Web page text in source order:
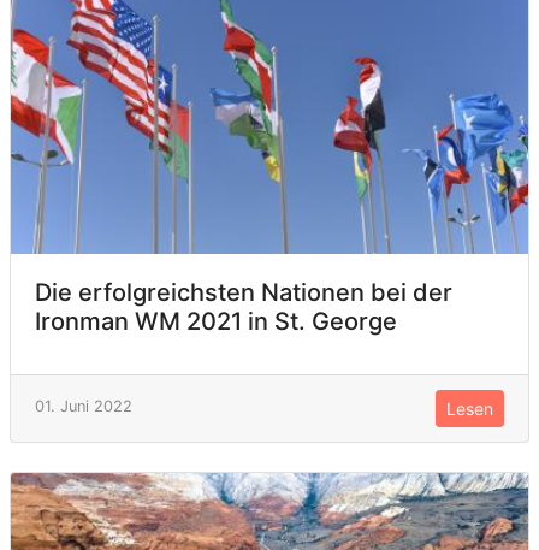
Die erfolgreichsten Nationen bei der
Ironman WM 2021 in St. George
01. Juni 2022 Lesen